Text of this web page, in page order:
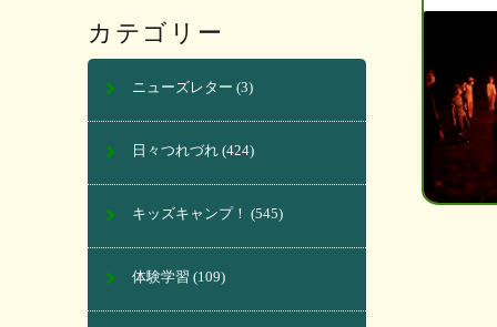
カテゴリー
ニューズレター (3)
日々つれづれ (424)
キッズキャンプ！ (545)
体験学習 (109)